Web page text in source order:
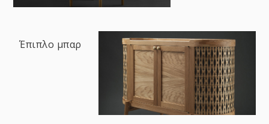
Έπιπλο μπαρ